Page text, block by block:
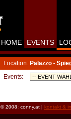
HOME EVENTS
Location: Palazzo -
Events:
© 2008: conny.at | kontakt &